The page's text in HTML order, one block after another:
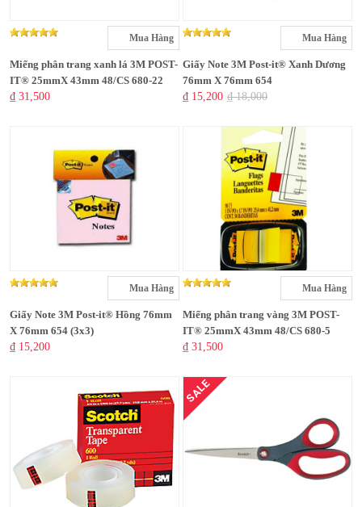
Mua Hàng
Miếng phân trang xanh lá 3M POST-
IT® 25mmX 43mm 48/CS 680-22
₫ 31,500
Mua Hàng
Giấy Note 3M Post-it® Xanh Dương
76mm X 76mm 654
₫ 15,200 ₫ 18,000
Mua Hàng
Giấy Note 3M Post-it® Hồng 76mm
X 76mm 654 (3x3)
₫ 15,200
Mua Hàng
Miếng phân trang vàng 3M POST-
IT® 25mmX 43mm 48/CS 680-5
₫ 31,500
SALE